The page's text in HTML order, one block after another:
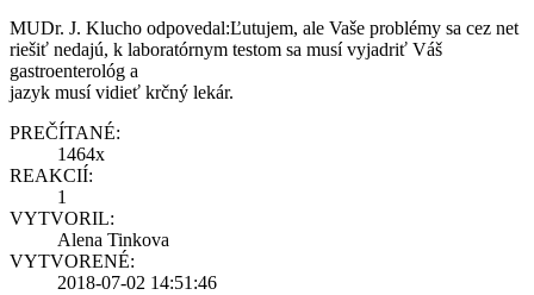
MUDr. J. Klucho odpovedal:Ľutujem, ale Vaše problémy sa cez net
riešiť nedajú, k laboratórnym testom sa musí vyjadriť Váš
gastroenterológ a
jazyk musí vidieť krčný lekár.
PREČÍTANÉ:
1464x
REAKCIÍ:
1
VYTVORIL:
Alena Tinkova
VYTVORENÉ:
2018-07-02 14:51:46